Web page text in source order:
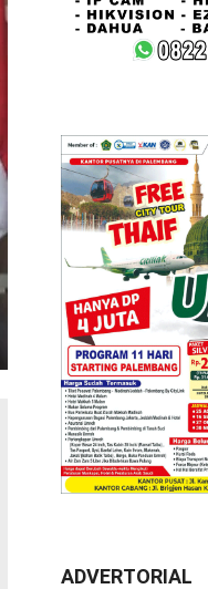
ADVERTORIAL